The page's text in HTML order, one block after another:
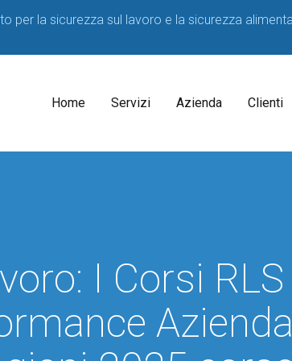
per la sicurezza sul lavoro e la sicurezza
Home Servizi
D.lgs
81/08
perHACCP
Azienda
SPP
Formatori
sicurezza
Clienti
I Corsi